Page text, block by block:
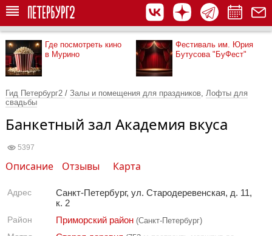
Где посмотреть кино
в Мурино
Фестиваль им. Юрия
Бутусова "БуФест"
Гид Петербург2 / Залы и помещения для праздников, Лофты для
свадьбы
Банкетный зал Академия вкуса
5397
Описание Отзывы Карта
Адрес
Санкт-Петербург, ул. Стародеревенская, д. 11,
к. 2
Район Приморский район (Санкт-Петербург)